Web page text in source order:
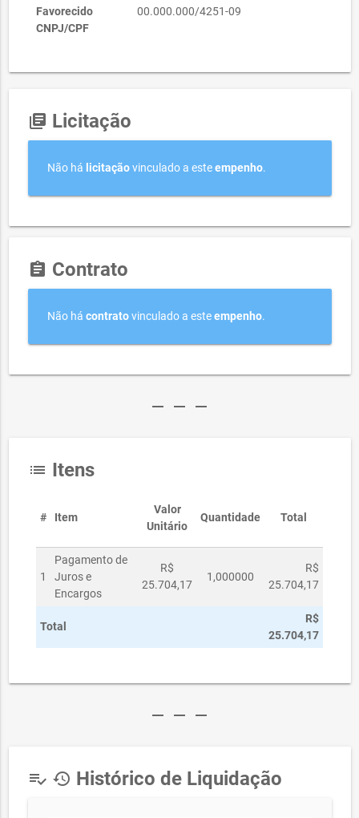
Favorecido
CNPJ/CPF
00.000.000/4251-09
library_books Licitação
Não há licitaçãovinculado a esteempenho.
assignment Contrato
Não há contratovinculado a esteempenho.
remove remove remove
list Itens
# Item
Valor
Unitário
Quantidade Total
1
Pagamento de
Juros e
Encargos
R$
25.704,17
1,000000
R$
25.704,17
Total
R$
25.704,17
remove remove remove
playlist_add_check history Histórico de Liquidação